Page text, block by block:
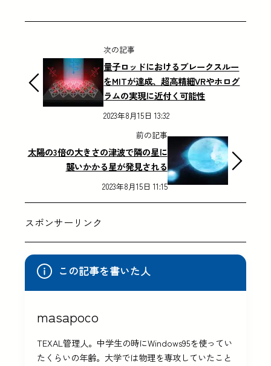
次の記事
量子ロッドにおけるブレークスルー
をMITが達成、超高精細VRやホログ
ラムの実現に近付く可能性
2023年8月15日 13:32
前の記事
太陽の3倍の大きさの津波で隣の星に
襲いかかる星が発見される
2023年8月15日 11:15
スポンサーリンク
この記事を書いた人
masapoco
TEXAL管理人。中学生の時にWindows95を使ってい
たくらいの年齢。大学では物理を専攻していたこと